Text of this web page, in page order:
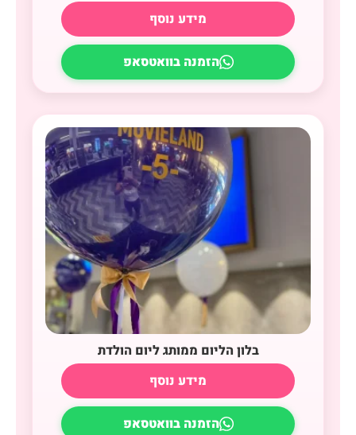
מידע נוסף
הזמנה בוואטסאפ
בלון הליום ממותג ליום הולדת
מידע נוסף
הזמנה בוואטסאפ